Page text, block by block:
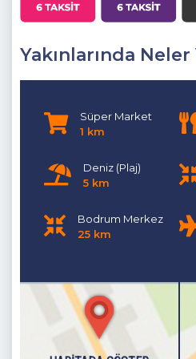
Detayları: Buzdolabı, Bulaşık
Fırın, 4’lü Ocak (ankastre),
bulunmaktadır.
Detayları : Çift kişilik
bulunmaktadır.
dolabı, Banyo (Ortak Kullanım )
bulunmaktadır. Salonda da çift
koltuk mevcuttur.
Yakınlarında Neler
Süper Market
1 km
Deniz (Plaj)
5 km
Bodrum Merkez
25 km